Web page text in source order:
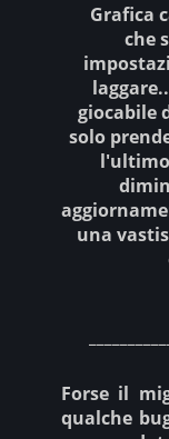
Grafica
che
giocabile
solo
una
Forse il
qualche